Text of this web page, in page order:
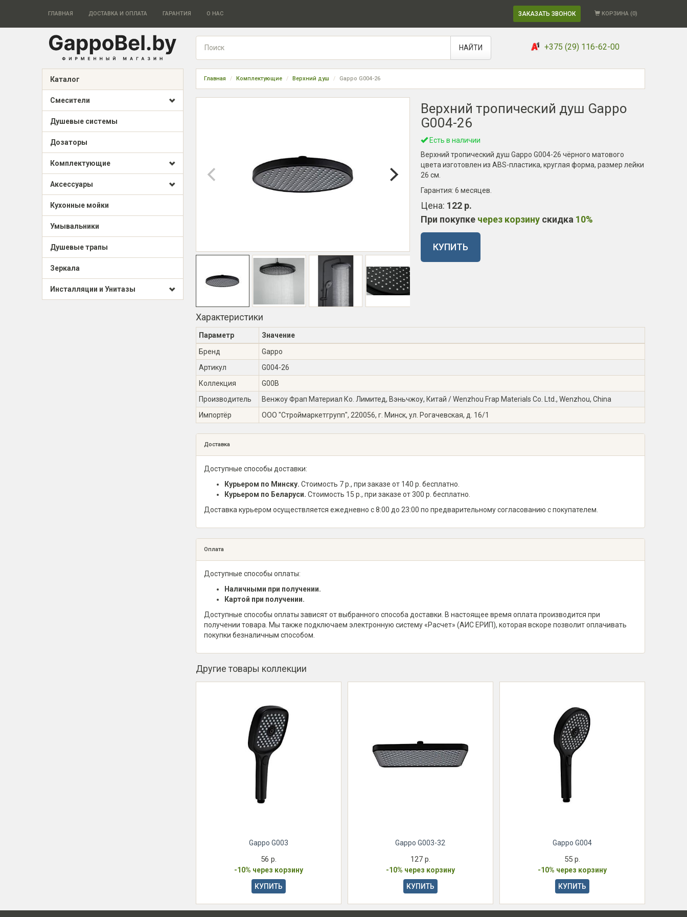
ГЛАВНАЯ ДОСТАВКА И ОПЛАТА ГАРАНТИЯ О НАС ЗАКАЗАТЬ ЗВОНОК КОРЗИНА (0)
НАЙТИ +375 (29) 116-62-00
Каталог
Смесители
Душевые системы
Дозаторы
Комплектующие
Аксессуары
Кухонные мойки
Умывальники
Душевые трапы
Зеркала
Инсталляции и Унитазы
Главная Комплектующие Верхний душ Gappo G004-26
Верхний тропический душ Gappo
G004-26
Есть в наличии
Верхний тропический душ Gappo G004-26 чёрного матового
цвета изготовлен из ABS-пластика, круглая форма, размер лейки
26 см.
Гарантия: 6 месяцев
Цена: 122 р.
При покупке через корзинускидка 10%
КУПИТЬ
Характеристики
Параметр
Значение
Бренд
Gappo
Артикул
G004-26
Коллекция
G00B
Производитель
Венжоу Фрап Материал Ко. Лимитед, Вэньчжоу, Китай / Wenzhou Frap Materials Co. Ltd., Wenzhou, China
Импортёр
ООО "Строймаркетгрупп", 220056, г. Минск, ул. Рогачевская, д. 16/1
Доставка
Доступные способы доставки:
Курьером по Минску. Стоимость 7 р., при заказе от 140 р. бесплатно.
Курьером по Беларуси. Стоимость 15 р., при заказе от 300 р. бесплатно.
Доставка курьером осуществляется ежедневно с 8:00 до 23:00 по предварительному согласованию с покупателем.
Оплата
Доступные способы оплаты:
Наличными при получении.
Картой при получении.
Доступные способы оплаты зависят от выбранного способа доставки. В настоящее время оплата производится при
получении товара. Мы также подключаем электронную систему «Расчет» (АИС ЕРИП), которая вскоре позволит оплачивать
покупки безналичным способом.
Другие товары коллекции
Gappo G003
56 р.
-10% через корзину
КУПИТЬ
Gappo G003-32
127 р.
-10% через корзину
КУПИТЬ
Gappo G004
55 р.
-10% через корзину
КУПИТЬ